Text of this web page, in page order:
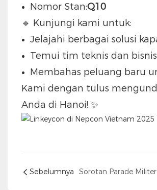
Nomor Stan:Q10
🔹 Kunjungi kami untuk:
Jelajahi berbagai solusi
Temui tim teknis dan
Membahas peluang baru
Kami dengan tulus
Anda di Hanoi! ✨
Sebelumnya